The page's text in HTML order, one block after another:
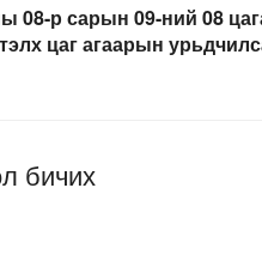
08-р сарын 09-ний 08
цаг агаарын
бичих